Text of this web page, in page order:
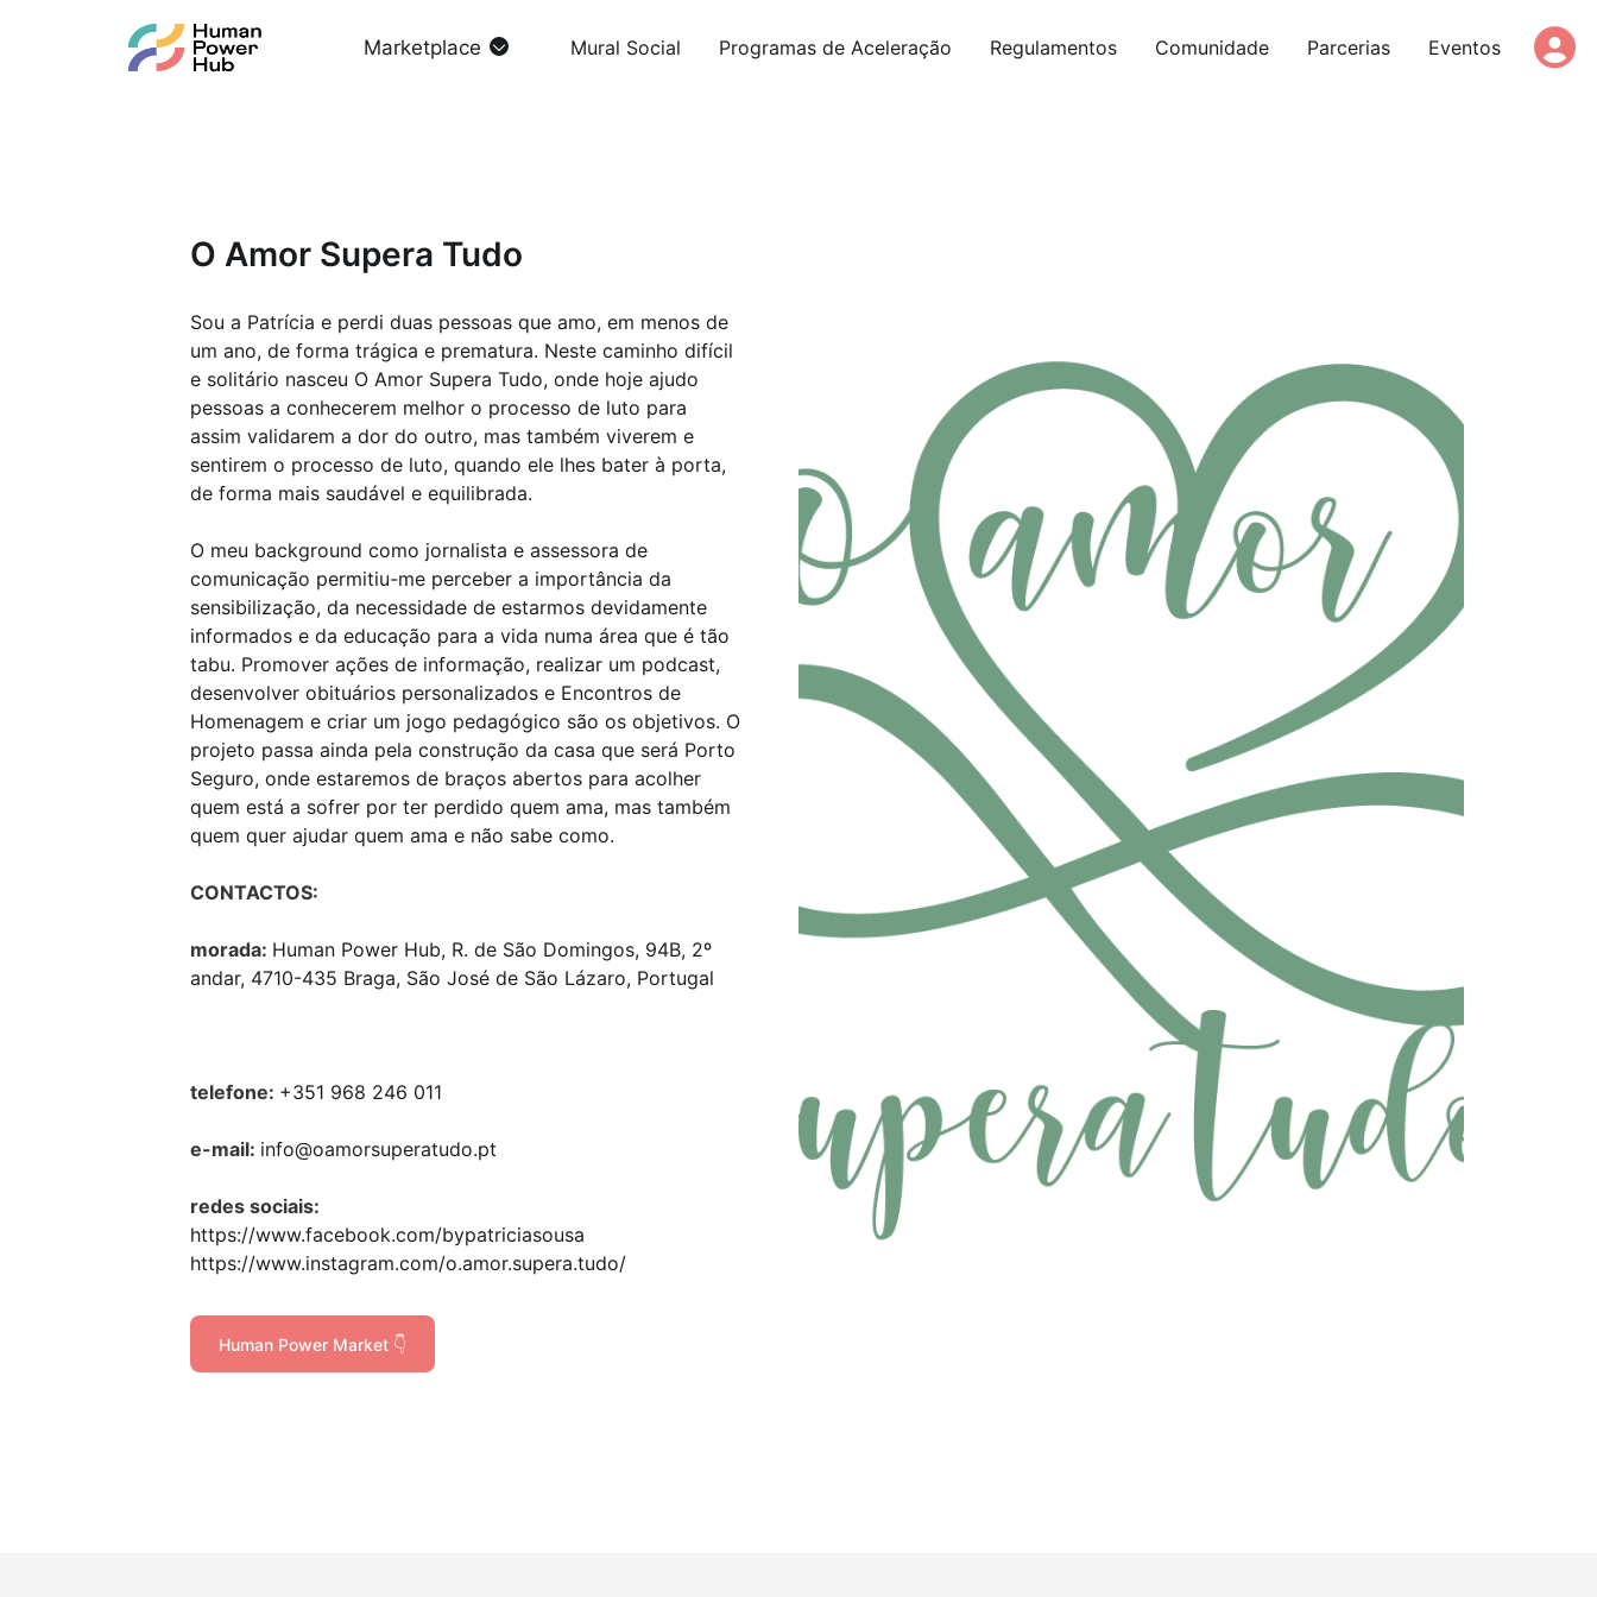
Marketplace Mural Social Programas de Aceleração Regulamentos Comunidade Parcerias Eventos
O Amor Supera Tudo
Sou a Patrícia e perdi duas pessoas que amo, em menos de
um ano, de forma trágica e prematura. Neste caminho difícil
e solitário nasceu O Amor Supera Tudo, onde hoje ajudo
pessoas a conhecerem melhor o processo de luto para
assim validarem a dor do outro, mas também viverem e
sentirem o processo de luto, quando ele lhes bater à porta,
de forma mais saudável e equilibrada.
O meu background como jornalista e assessora de
comunicação permitiu-me perceber a importância da
sensibilização, da necessidade de estarmos devidamente
informados e da educação para a vida numa área que é tão
tabu. Promover ações de informação, realizar um podcast,
desenvolver obituários personalizados e Encontros de
Homenagem e criar um jogo pedagógico são os objetivos. O
projeto passa ainda pela construção da casa que será Porto
Seguro, onde estaremos de braços abertos para acolher
quem está a sofrer por ter perdido quem ama, mas também
quem quer ajudar quem ama e não sabe como.
CONTACTOS:
morada: Human Power Hub, R. de São Domingos, 94B, 2º
andar, 4710-435 Braga, São José de São Lázaro, Portugal
telefone: +351 968 246 011
e-mail: info@oamorsuperatudo.pt
redes sociais:
https://www.facebook.com/bypatriciasousa
https://www.instagram.com/o.amor.supera.tudo/
Human Power Market 👇